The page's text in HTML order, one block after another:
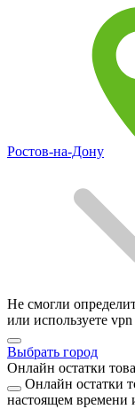
Ростов-на-Дону
Не смогли
или используете vpn
Выбрать город
Онлайн остатки
Онлайн остатки
настоящем времени